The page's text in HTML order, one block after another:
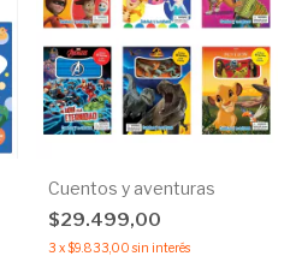
Cuentos y aventuras
$29.499,00
3 x$9.833,00 sin interés